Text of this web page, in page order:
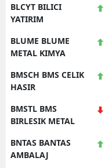
BLCYT BILICI
YATIRIM
BLUME BLUME
METAL KIMYA
BMSCH BMS CELIK
HASIR
BMSTL BMS
BIRLESIK METAL
BNTAS BANTAS
AMBALAJ